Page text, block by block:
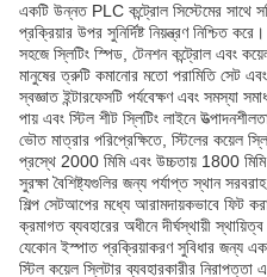
একটি উন্নত PLC কন্ট্রোল সিস্টেমের সাথে
প্রক্রিয়ার উপর সুনির্দিষ্ট নিয়ন্ত্রণ নিশ্চিত
সহজে স্লিটিং স্পিড, টেনশন কন্ট্রোল এবং
মানুষের ত্রুটি কমানোর মতো পরামিতি সেট
স্বজ্ঞাত ইন্টারফেসটি পর্যবেক্ষণ এবং সমস্যা
পায় এবং স্টিল শীট স্লিটিং লাইনে
ভৌত মাত্রার পরিপ্রেক্ষিতে, স্টিলের কয়েল
প্রস্থে 2000 মিমি এবং উচ্চতায় 1800
সুরক্ষা বৈশিষ্ট্যগুলির জন্য পর্যাপ্ত স্থান
শিল্প সেটআপের মধ্যে আরামদায়কভাবে ফিট
ক্রমাগত ব্যবহারের অধীনে দীর্ঘস্থায়ী
যেকোন ইস্পাত প্রক্রিয়াকরণ সুবিধার জন্য
স্টিল কয়েল স্লিটার ব্যবহারকারীর নিরাপত্তা